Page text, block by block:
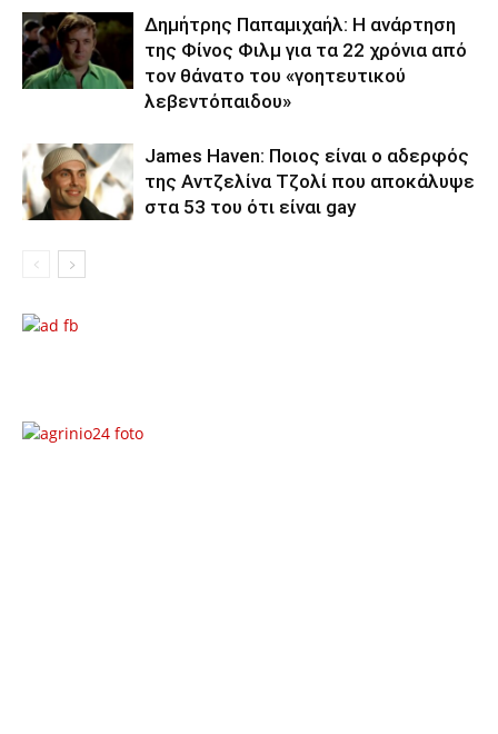
Δημήτρης Παπαμιχαήλ: Η ανάρτηση
της Φίνος Φιλμ για τα 22 χρόνια από
τον θάνατο του «γοητευτικού
λεβεντόπαιδου»
James Haven: Ποιος είναι ο αδερφός
της Αντζελίνα Τζολί που αποκάλυψε
στα 53 του ότι είναι gay